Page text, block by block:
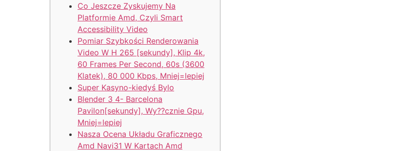
Co Jeszcze Zyskujemy Na
Platformie Amd, Czyli Smart
Accessibility Video
Pomiar Szybkości Renderowania
Video W H 265 [sekundy], Klip 4k,
60 Frames Per Second, 60s (3600
Klatek), 80 000 Kbps, Mniej=lepiej
Super Kasyno-kiedyś Bylo
Blender 3 4- Barcelona
Pavilon[sekundy], Wy??cznie Gpu,
Mniej=lepiej
Nasza Ocena Układu Graficznego
Amd Navi31 W Kartach Amd